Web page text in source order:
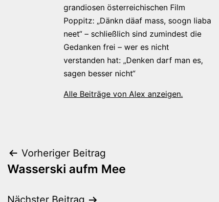
grandiosen österreichischen Film
Poppitz: „Dänkn däaf mass, soogn liaba
neet“ – schließlich sind zumindest die
Gedanken frei – wer es nicht
verstanden hat: „Denken darf man es,
sagen besser nicht“
Alle Beiträge von Alex anzeigen.
Beitragsnavigation
Vorheriger Beitrag
Wasserski aufm Mee
Nächster Beitrag